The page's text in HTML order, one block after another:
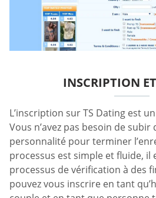
INSCRIPTION
L’inscription sur TS Dating est
Vous n’avez pas besoin de subir
personnalité pour terminer
processus est simple et fluide, il
processus de vérification à des
pouvez vous inscrire en tant